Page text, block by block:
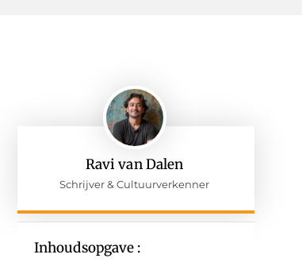
Ravi van Dalen
Schrijver & Cultuurverkenner
Inhoudsopgave :